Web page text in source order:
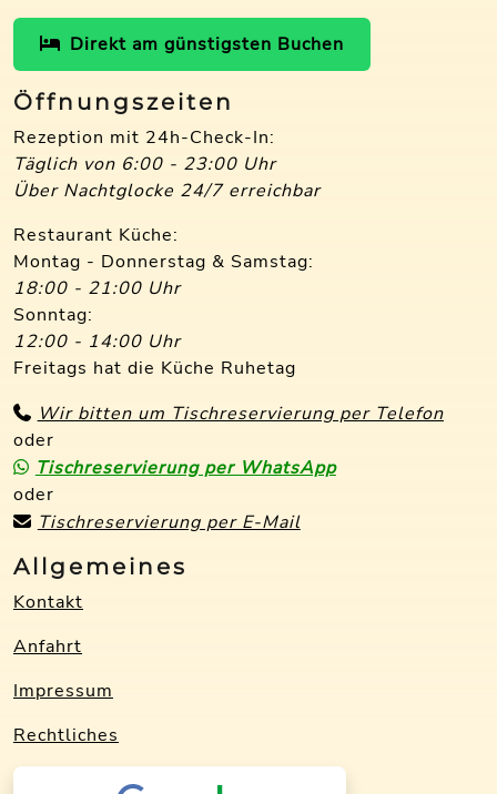
Direkt am günstigsten Buchen
Öffnungszeiten
Rezeption mit 24h-Check-In:
Täglich von 6:00 - 23:00 Uhr
Über Nachtglocke 24/7 erreichbar
Restaurant Küche:
Montag - Donnerstag & Samstag:
18:00 - 21:00 Uhr
Sonntag:
12:00 - 14:00 Uhr
Freitags hat die Küche Ruhetag
Wir bitten um Tischreservierung per Telefon
oder
Tischreservierung per WhatsApp
oder
Tischreservierung per E-Mail
Allgemeines
Kontakt
Anfahrt
Impressum
Rechtliches